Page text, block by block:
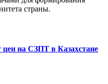
страны.
на СЗПТ в Казахстане